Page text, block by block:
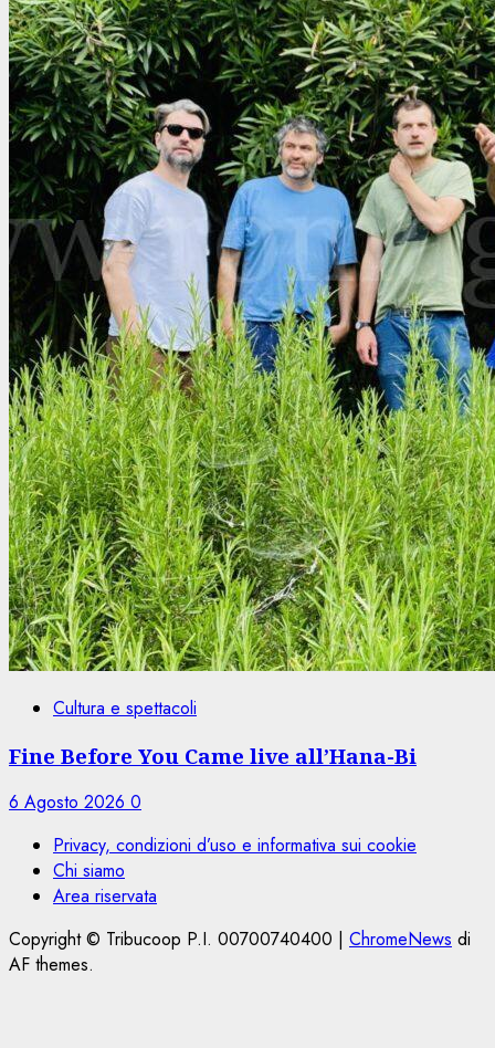
Cultura e spettacoli
Fine Before You Came live all’Hana-Bi
6 Agosto 2026 0
Privacy, condizioni d’uso e informativa sui cookie
Chi siamo
Area riservata
Copyright © Tribucoop P.I. 00700740400 | ChromeNews di
AF themes.